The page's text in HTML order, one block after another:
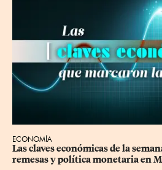
ECONOMÍA
Las claves económicas de la
remesas y política monetaria en